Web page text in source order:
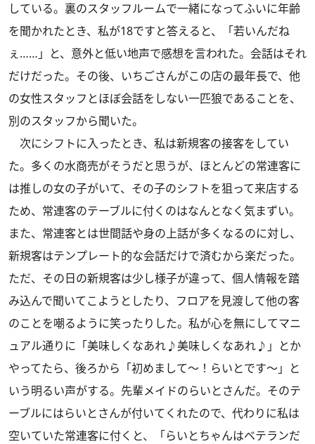
している。裏のスタッフルームで一緒になってふいに年齢
を聞かれたとき、私が18ですと答えると、「若いんだね
ぇ……」と、意外と低い地声で感想を言われた。会話はそれ
だけだった。その後、いちごさんがこの店の最年長で、他
の女性スタッフとほぼ会話をしない一匹狼であることを、
別のスタッフから聞いた。
次にシフトに入ったとき、私は新規客の接客をしてい
た。多くの水商売がそうだと思うが、ほとんどの常連客に
は推しの女の子がいて、その子のシフトを狙って来店する
ため、常連客のテーブルに付くのはなんとなく気まずい。
また、常連客とは世間話や身の上話が多くなるのに対し、
新規客はテンプレート的な会話だけで済むから楽だった。
ただ、その日の新規客は少し様子が違って、個人情報を踏
み込んで聞いてこようとしたり、フロアを見渡して他の客
のことを嘲るように笑ったりした。私が心を無にしてマニ
ュアル通りに「美味しくなあれ♪美味しくなあれ♪」とか
やってたら、後ろから「初めまして～！らいとです～」と
いう明るい声がする。先輩メイドのらいとさんだ。そのテ
ーブルにはらいとさんが付いてくれたので、代わりに私は
空いていた常連客に付くと、「らいとちゃんはベテランだ